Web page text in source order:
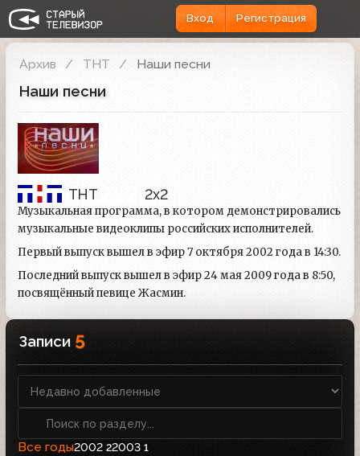
Вход Регистрация
Архив ТНТ Наши песни
Наши песни
ТНТ 2x2
Музыкальная программа, в котором демонстрировались
музыкальные видеоклипы российских исполнителей.
Первый выпуск вышел в эфир 7 октября 2002 года в 14:30.
Последний выпуск вышел в эфир 24 мая 2009 года в 8:50,
посвящённый певице Жасмин.
Записи 5
Все годы2002 22003 1